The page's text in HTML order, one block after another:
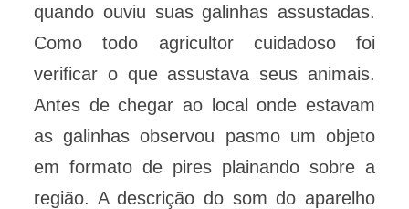
quando ouviu suas galinhas assustadas.
Como todo agricultor cuidadoso foi
verificar o que assustava seus animais.
Antes de chegar ao local onde estavam
as galinhas observou pasmo um objeto
em formato de pires plainando sobre a
região. A descrição do som do aparelho